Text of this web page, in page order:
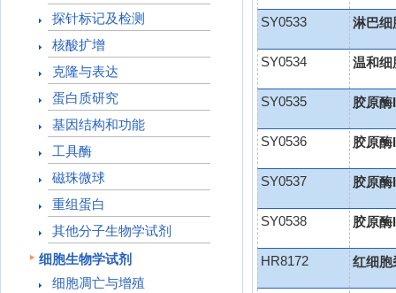
探针标记及检测
核酸扩增
克隆与表达
蛋白质研究
基因结构和功能
工具酶
磁珠微球
重组蛋白
其他分子生物学试剂
细胞生物学试剂
细胞凋亡与增殖
SY0533 淋巴细
SY0534 温和细
SY0535 胶原酶
SY0536 胶原酶
SY0537 胶原酶
SY0538 胶原酶
HR8172 红细胞